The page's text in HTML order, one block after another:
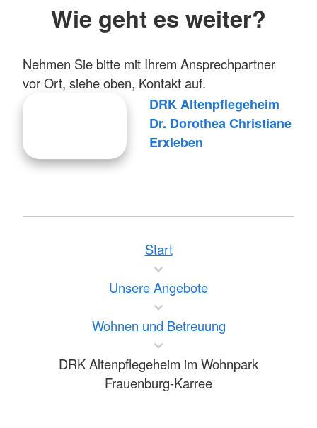
Wie geht es weiter?
Nehmen Sie bitte mit Ihrem Ansprechpartner
vor Ort, siehe oben, Kontakt auf.
DRK Altenpflegeheim
Dr. Dorothea Christiane
Erxleben
Start
Unsere Angebote
Wohnen und Betreuung
DRK Altenpflegeheim im Wohnpark
Frauenburg-Karree